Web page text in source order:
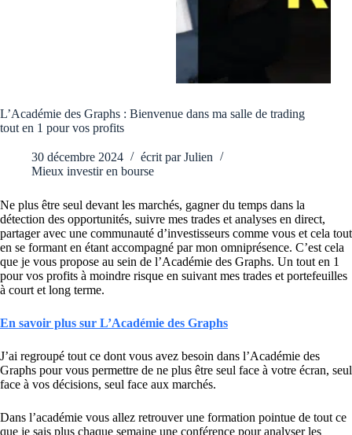
L’Académie des Graphs : Bienvenue dans ma salle de trading
tout en 1 pour vos profits
30 décembre 2024 écrit par Julien
Mieux investir en bourse
Ne plus être seul devant les marchés, gagner du temps dans la
détection des opportunités, suivre mes trades et analyses en direct,
partager avec une communauté d’investisseurs comme vous et cela tout
en se formant en étant accompagné par mon omniprésence. C’est cela
que je vous propose au sein de l’Académie des Graphs. Un tout en 1
pour vos profits à moindre risque en suivant mes trades et portefeuilles
à court et long terme.
En savoir plus sur L’Académie des Graphs
J’ai regroupé tout ce dont vous avez besoin dans l’Académie des
Graphs pour vous permettre de ne plus être seul face à votre écran, seul
face à vos décisions, seul face aux marchés.
Dans l’académie vous allez retrouver une formation pointue de tout ce
que je sais plus chaque semaine une conférence pour analyser les